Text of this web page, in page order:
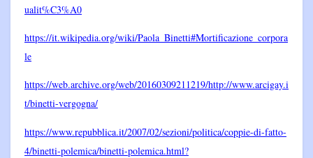
ualit%C3%A0
https://it.wikipedia.org/wiki/Paola_Binetti#Mortificazione_corpora
le
https://web.archive.org/web/20160309211219/http://www.arcigay.i
t/binetti-vergogna/
https://www.repubblica.it/2007/02/sezioni/politica/coppie-di-fatto-
4/binetti-polemica/binetti-polemica.html?